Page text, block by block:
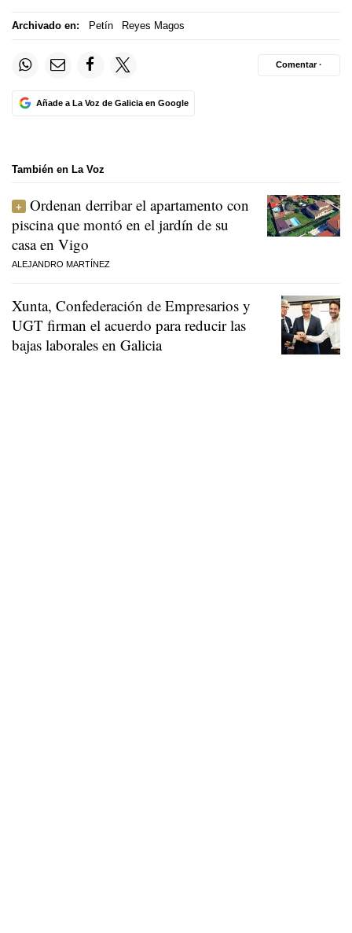
Archivado en: Petín Reyes Magos
Añade a La Voz de Galicia en Google
Comentar ·
También en La Voz
Ordenan derribar el apartamento con
piscina que montó en el jardín de su
casa en Vigo
ALEJANDRO MARTÍNEZ
Xunta, Confederación de Empresarios y
UGT firman el acuerdo para reducir las
bajas laborales en Galicia